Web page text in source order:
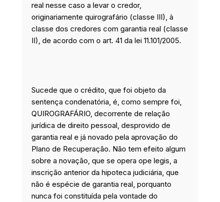
real nesse caso a levar o credor,
originariamente quirografário (classe III), à
classe dos credores com garantia real (classe
II), de acordo com o art. 41 da lei 11.101/2005.
Sucede que o crédito, que foi objeto da
sentença condenatória, é, como sempre foi,
QUIROGRAFÁRIO, decorrente de relação
jurídica de direito pessoal, desprovido de
garantia real e já novado pela aprovação do
Plano de Recuperação. Não tem efeito algum
sobre a novação, que se opera ope legis, a
inscrição anterior da hipoteca judiciária, que
não é espécie de garantia real, porquanto
nunca foi constituída pela vontade do